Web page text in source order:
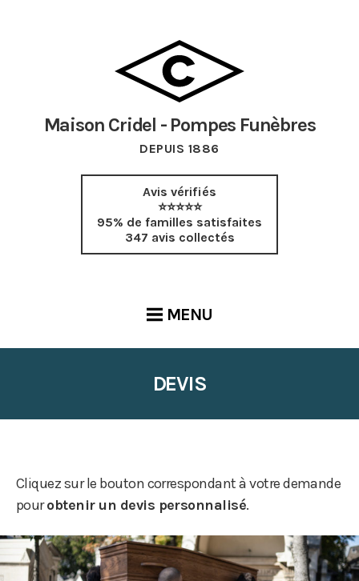
Maison Cridel - Pompes Funèbres
DEPUIS 1886
Avis vérifiés
⭐⭐⭐⭐⭐
95% de familles satisfaites
347 avis collectés
MENU
DEVIS
Cliquez sur le bouton correspondant à votre demande
pourobtenir un devis personnalisé.